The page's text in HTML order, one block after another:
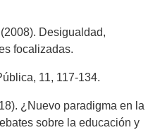
Desigualdad,
focalizadas.
11, 117-134.
¿Nuevo paradigma en la
sobre la educación y